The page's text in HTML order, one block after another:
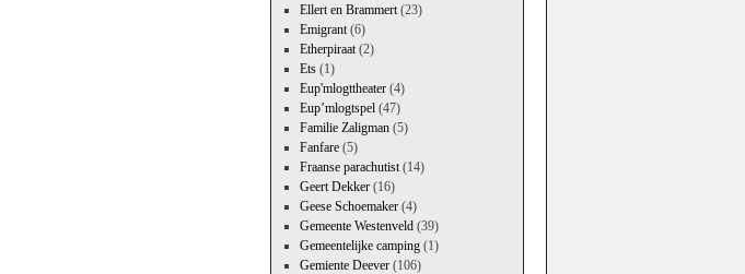
Ellert en Brammert(23)
Emigrant(6)
Etherpiraat(2)
Ets(1)
Eup'mlogttheater(4)
Eup’mlogtspel(47)
Familie Zaligman(5)
Fanfare(5)
Fraanse parachutist(14)
Geert Dekker(16)
Geese Schoemaker(4)
Gemeente Westenveld(39)
Gemeentelijke camping(1)
Gemiente Deever(106)